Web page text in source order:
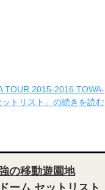
TOUR 2015-2016 TOWA-
トリスト」の続きを読む
の移動遊園地